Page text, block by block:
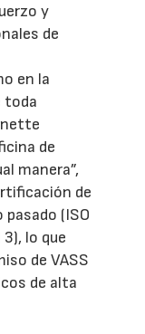
y
de
en la
toda
de
manera”,
de
(ISO
lo que
de VASS
de alta